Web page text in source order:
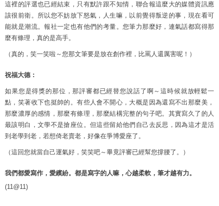
這裡的評選也已經結束，只有默許跟不知情，聯合報這麼大的媒體資訊應
該很前衛。所以您不妨放下怒氣，人生嘛，以前覺得叛逆的事，現在看可
能就是潮流。報社一定也有他們的考量。您筆力那麼好，連氣話都寫得那
麼有條理，真的是高手。
（真的，笑一笑啦～您那文筆要是放在創作裡，比罵人還厲害呢！）
祝福大德：
如果您是得獎的那位，那評審都已經替您說話了啊～這時候就放輕鬆一
點，笑著收下也挺帥的。有些人會不開心，大概是因為還寫不出那麼美，
那麼濃厚的感情，那麼有條理，那麼結構完整的句子吧。其實寫久了的人
最該明白，文學不是搶座位。但這些留給他們自己去反思，因為這才是活
到老學到老，若想倚老賣老，好像在爭博愛座了。
（這回您就當自己運氣好，笑笑吧～畢竟評審已經幫您撐腰了。）
我們都愛寫作，愛繽紛。都是寫字的人嘛，心越柔軟，筆才越有力。
(11@11)